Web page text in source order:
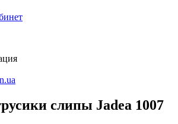
слипы Jadea 1007